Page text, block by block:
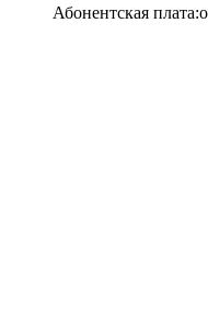
Абонентская плата: